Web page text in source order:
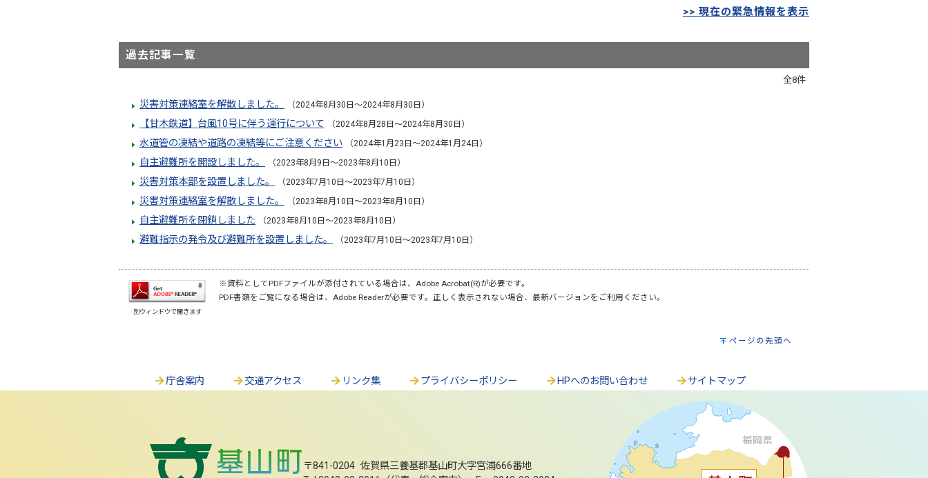
>> 現在の緊急情報を表示
過去記事一覧
全8件
災害対策連絡室を解散しました。 （2024年8月30日～2024年8月30日）
【甘木鉄道】台風10号に伴う運行について （2024年8月28日～2024年8月30日）
水道管の凍結や道路の凍結等にご注意ください （2024年1月23日～2024年1月24日）
自主避難所を開設しました。 （2023年8月9日～2023年8月10日）
災害対策本部を設置しました。 （2023年7月10日～2023年7月10日）
災害対策連絡室を解散しました。 （2023年8月10日～2023年8月10日）
自主避難所を閉鎖しました （2023年8月10日～2023年8月10日）
避難指示の発令及び避難所を設置しました。 （2023年7月10日～2023年7月10日）
別ウィンドウで開きます
※資料としてPDFファイルが添付されている場合は、Adobe Acrobat(R)が必要です。
PDF書類をご覧になる場合は、Adobe Readerが必要です。正しく表示されない場合、最新バージョンをご利用ください。
ページの先頭へ
庁舎案内 交通アクセス リンク集 プライバシーポリシー HPへのお問い合わせ サイトマップ
〒841-0204 佐賀県三養基郡基山町大字宮浦666番地